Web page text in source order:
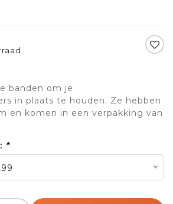
banden om je
in plaats te houden. Ze hebben
en komen in een verpakking van
*